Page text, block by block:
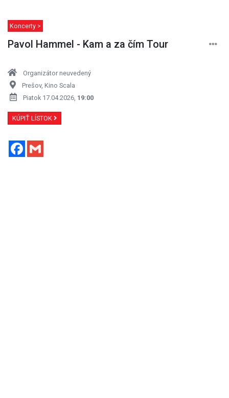
Koncerty >
Pavol Hammel - Kam a za čím Tour
Organizátor neuvedený
Prešov, Kino Scala
Piatok 17.04.2026, 19:00
KÚPIŤ LÍSTOK
Facebook